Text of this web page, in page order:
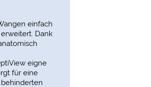
einfach
Dank
eigne
für eine